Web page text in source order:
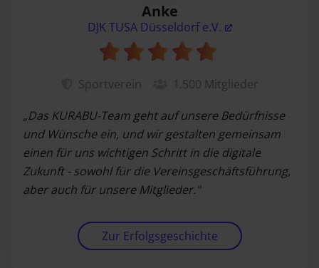
Anke
DJK TUSA Düsseldorf e.V.
Sportverein 1.500 Mitglieder
„Das KURABU-Team geht auf unsere Bedürfnisse
und Wünsche ein, und wir gestalten gemeinsam
einen für uns wichtigen Schritt in die digitale
Zukunft - sowohl für die Vereinsgeschäftsführung,
aber auch für unsere Mitglieder."
Zur Erfolgsgeschichte